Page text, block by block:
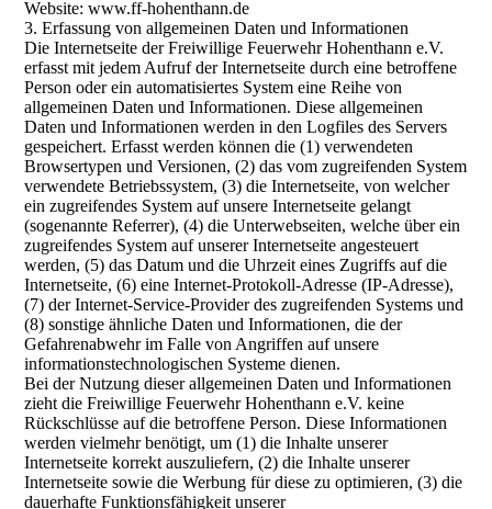
Website: www.ff-hohenthann.de
3. Erfassung von allgemeinen Daten und Informationen
Die Internetseite der Freiwillige Feuerwehr Hohenthann e.V.
erfasst mit jedem Aufruf der Internetseite durch eine betroffene
Person oder ein automatisiertes System eine Reihe von
allgemeinen Daten und Informationen. Diese allgemeinen
Daten und Informationen werden in den Logfiles des Servers
gespeichert. Erfasst werden können die (1) verwendeten
Browsertypen und Versionen, (2) das vom zugreifenden System
verwendete Betriebssystem, (3) die Internetseite, von welcher
ein zugreifendes System auf unsere Internetseite gelangt
(sogenannte Referrer), (4) die Unterwebseiten, welche über ein
zugreifendes System auf unserer Internetseite angesteuert
werden, (5) das Datum und die Uhrzeit eines Zugriffs auf die
Internetseite, (6) eine Internet-Protokoll-Adresse (IP-Adresse),
(7) der Internet-Service-Provider des zugreifenden Systems und
(8) sonstige ähnliche Daten und Informationen, die der
Gefahrenabwehr im Falle von Angriffen auf unsere
informationstechnologischen Systeme dienen.
Bei der Nutzung dieser allgemeinen Daten und Informationen
zieht die Freiwillige Feuerwehr Hohenthann e.V. keine
Rückschlüsse auf die betroffene Person. Diese Informationen
werden vielmehr benötigt, um (1) die Inhalte unserer
Internetseite korrekt auszuliefern, (2) die Inhalte unserer
Internetseite sowie die Werbung für diese zu optimieren, (3) die
dauerhafte Funktionsfähigkeit unserer